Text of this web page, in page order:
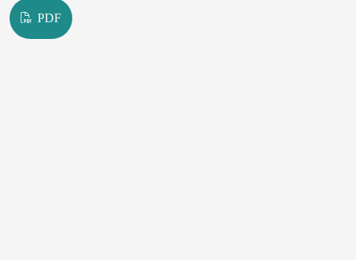
противоправных деяний с использованием искусственного
интеллекта, искусственный интеллект рассматривается как
PDF